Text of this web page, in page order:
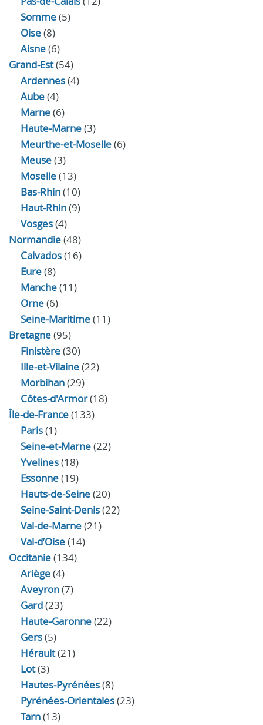
Somme(5)
Oise(8)
Aisne(6)
Grand-Est(54)
Ardennes(4)
Aube(4)
Marne(6)
Haute-Marne(3)
Meurthe-et-Moselle(6)
Meuse(3)
Moselle(13)
Bas-Rhin(10)
Haut-Rhin(9)
Vosges(4)
Normandie(48)
Calvados(16)
Eure(8)
Manche(11)
Orne(6)
Seine-Maritime(11)
Bretagne(95)
Finistère(30)
Ille-et-Vilaine(22)
Morbihan(29)
Côtes-d'Armor(18)
Île-de-France(133)
Paris(1)
Seine-et-Marne(22)
Yvelines(18)
Essonne(19)
Hauts-de-Seine(20)
Seine-Saint-Denis(22)
Val-de-Marne(21)
Val-d’Oise(14)
Occitanie(134)
Ariège(4)
Aveyron(7)
Gard(23)
Haute-Garonne(22)
Gers(5)
Hérault(21)
Lot(3)
Hautes-Pyrénées(8)
Pyrénées-Orientales(23)
Tarn(13)